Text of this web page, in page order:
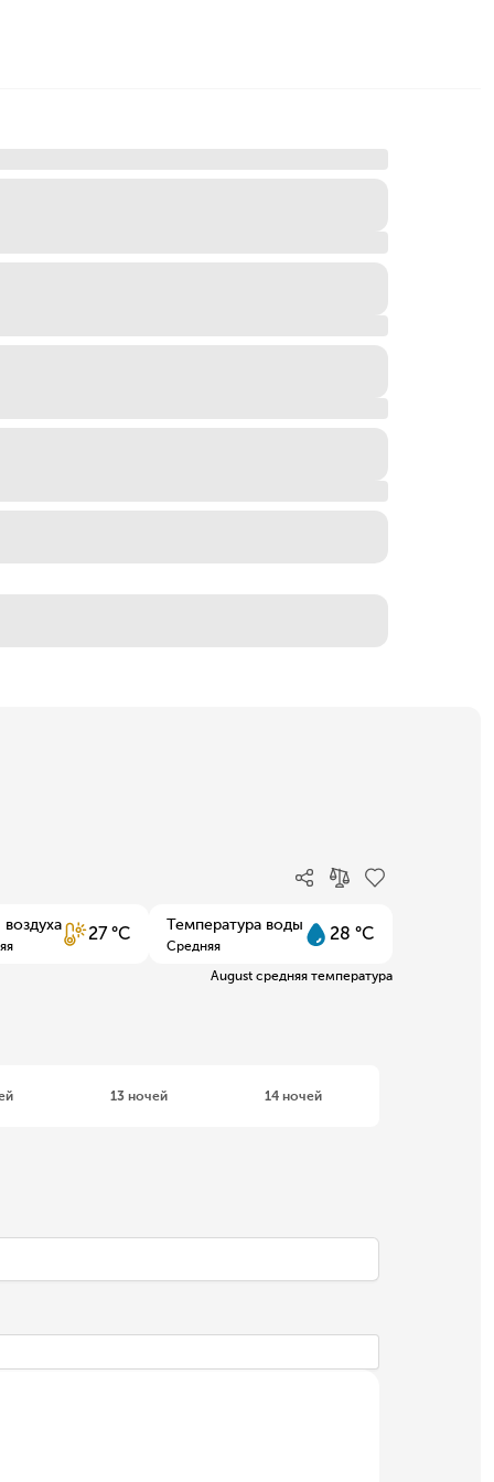
27 °C Температура воды
Средняя
28 °C
August средняя температура
13 ночей 14 ночей